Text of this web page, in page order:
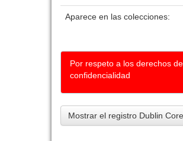
Aparece en las colecciones:
Por respeto a los derechos
confidencialidad
Mostrar el registro Dublin